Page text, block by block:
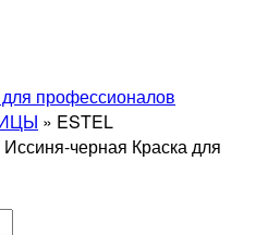
профессионалов
» ESTEL
черная Краска для